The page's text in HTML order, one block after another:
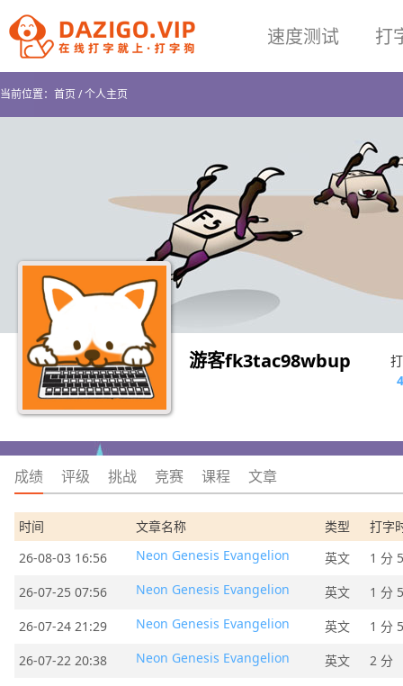
速度测试 打
当前位置： 首页/个人主页
游客fk3tac98wbup
成绩 评级 挑战 竞赛 课程 文章
时间 文章名称 类型
打字
26-08-03 16:56
Neon Genesis Evangelion 英文
1 分
26-07-25 07:56
Neon Genesis Evangelion 英文
1 分
26-07-24 21:29
Neon Genesis Evangelion 英文
1 分
26-07-22 20:38
Neon Genesis Evangelion 英文
2 分